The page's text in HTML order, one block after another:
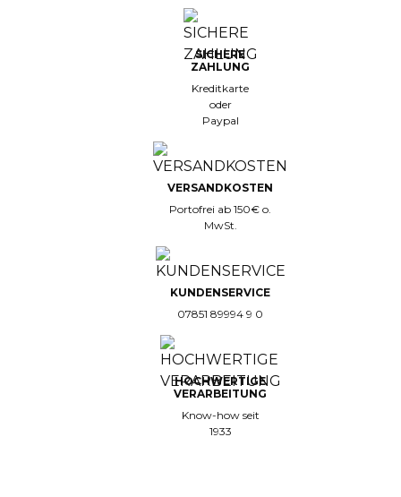
SICHERE
ZAHLUNG
Kreditkarte
oder
Paypal
VERSANDKOSTEN
Portofrei ab 150€ o.
MwSt.
KUNDENSERVICE
07851 89994 9 0
HOCHWERTIGE
VERARBEITUNG
Know-how seit
1933